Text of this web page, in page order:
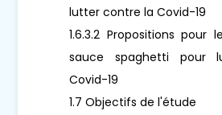
lutter contre la Covid-19
1.6.3.2 Propositions pour
sauce spaghetti pour
Covid-19
1.7 Objectifs de l'étude